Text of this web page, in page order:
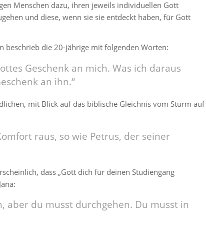
Menschen dazu, ihren jeweils individuellen Gott
und diese, wenn sie sie entdeckt haben, für Gott
beschrieb die 20-jährige mit folgenden Worten:
Geschenk an mich. Was ich daraus
an ihn.“
mit Blick auf das biblische Gleichnis vom Sturm auf
raus, so wie Petrus, der seiner
dass „Gott dich für deinen Studiengang
aber du musst durchgehen. Du musst in